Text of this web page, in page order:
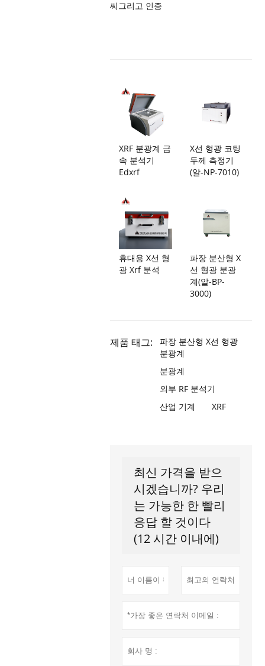
씨그리고 인증
XRF 분광계 금
속 분석기
Edxrf
X선 형광 코팅
두께 측정기
(알-NP-7010)
휴대용 X선 형
광 Xrf 분석
파장 분산형 X
선 형광 분광
계(알-BP-
3000)
제품 태그:
파장 분산형 X선 형광
분광계
분광계
외부 RF 분석기
산업 기계
XRF
최신 가격을 받으
시겠습니까? 우리
는 가능한 한 빨리
응답 할 것이다
(12 시간 이내에)